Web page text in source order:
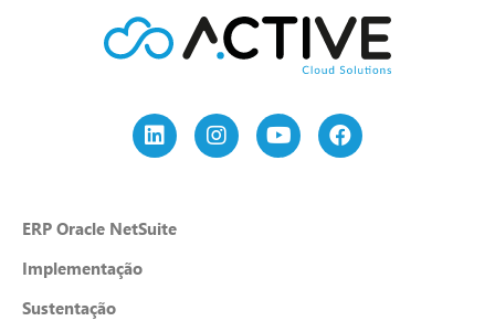
ERP Oracle NetSuite
Implementação
Sustentação